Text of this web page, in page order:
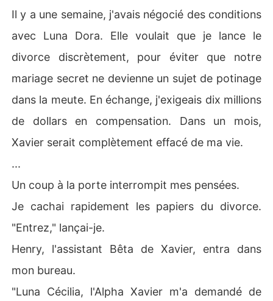
Il y a une semaine, j'avais négocié des conditions
avec Luna Dora. Elle voulait que je lance le
divorce discrètement, pour éviter que notre
mariage secret ne devienne un sujet de potinage
dans la meute. En échange, j'exigeais dix millions
de dollars en compensation. Dans un mois,
Xavier serait complètement effacé de ma vie.
...
Un coup à la porte interrompit mes pensées.
Je cachai rapidement les papiers du divorce.
"Entrez," lançai-je.
Henry, l'assistant Bêta de Xavier, entra dans
mon bureau.
"Luna Cécilia, l'Alpha Xavier m'a demandé de